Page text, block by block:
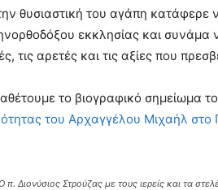
θυσιαστική του αγάπη κατάφερε
εκκλησίας και συνάμα
τις αρετές και τις αξίες που
το βιογραφικό σημείωμα
του Αρχαγγέλου Μιχαήλ στο
π. Διονύσιος Στρούζας με τους ιερείς και τα